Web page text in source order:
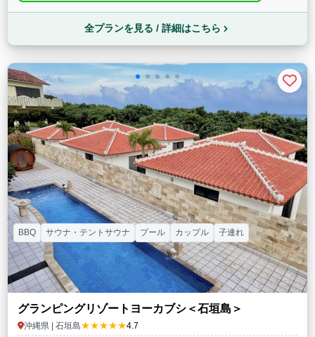
全プランを見る / 詳細はこちら
グランピングリゾートヨーカブシ＜石垣島＞
沖縄県 | 石垣島★★★★★4.7
BBQ サウナ・テントサウナ プール カップル 子連れ